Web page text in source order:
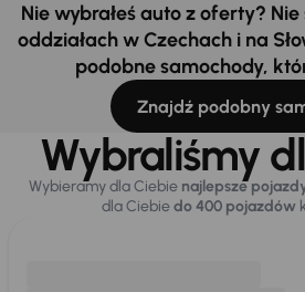
Nie wybrałeś auto z oferty?
oddziałach w Czechach i na
podobne samochody,
Znajdź podobny
Wybraliśmy
Wybieramy dla Ciebie najlepsze
dla Ciebiedo 400 pojazdów